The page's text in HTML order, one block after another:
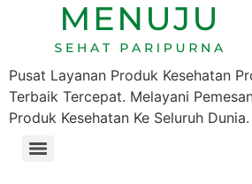
Pusat Layanan Produk Kesehatan
Terbaik Tercepat. Melayani
Produk Kesehatan Ke Seluruh Dunia.